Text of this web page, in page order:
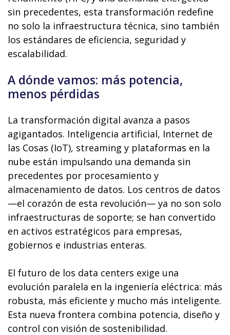
sin precedentes, esta transformación redefine
no solo la infraestructura técnica, sino también
los estándares de eficiencia, seguridad y
escalabilidad.
A dónde vamos: más potencia,
menos pérdidas
La transformación digital avanza a pasos
agigantados. Inteligencia artificial, Internet de
las Cosas (IoT), streaming y plataformas en la
nube están impulsando una demanda sin
precedentes por procesamiento y
almacenamiento de datos. Los centros de datos
—el corazón de esta revolución— ya no son solo
infraestructuras de soporte; se han convertido
en activos estratégicos para empresas,
gobiernos e industrias enteras.
El futuro de los data centers exige una
evolución paralela en la ingeniería eléctrica: más
robusta, más eficiente y mucho más inteligente.
Esta nueva frontera combina potencia, diseño y
control con visión de sostenibilidad.